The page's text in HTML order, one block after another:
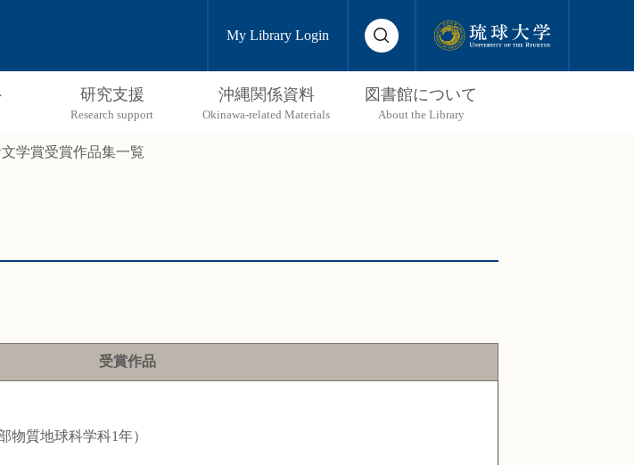
My Library Login
研究支援 沖縄関係資料 図書館について
学賞受賞作品集一覧
受賞作品
質地球科学科1年）